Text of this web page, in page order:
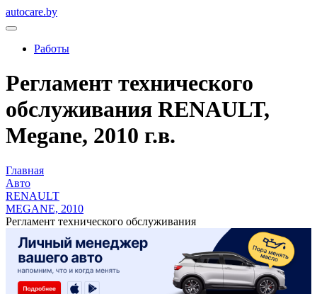
autocare.by
Работы
Регламент технического
обслуживания RENAULT,
Megane, 2010 г.в.
Главная
Авто
RENAULT
MEGANE, 2010
Регламент технического обслуживания